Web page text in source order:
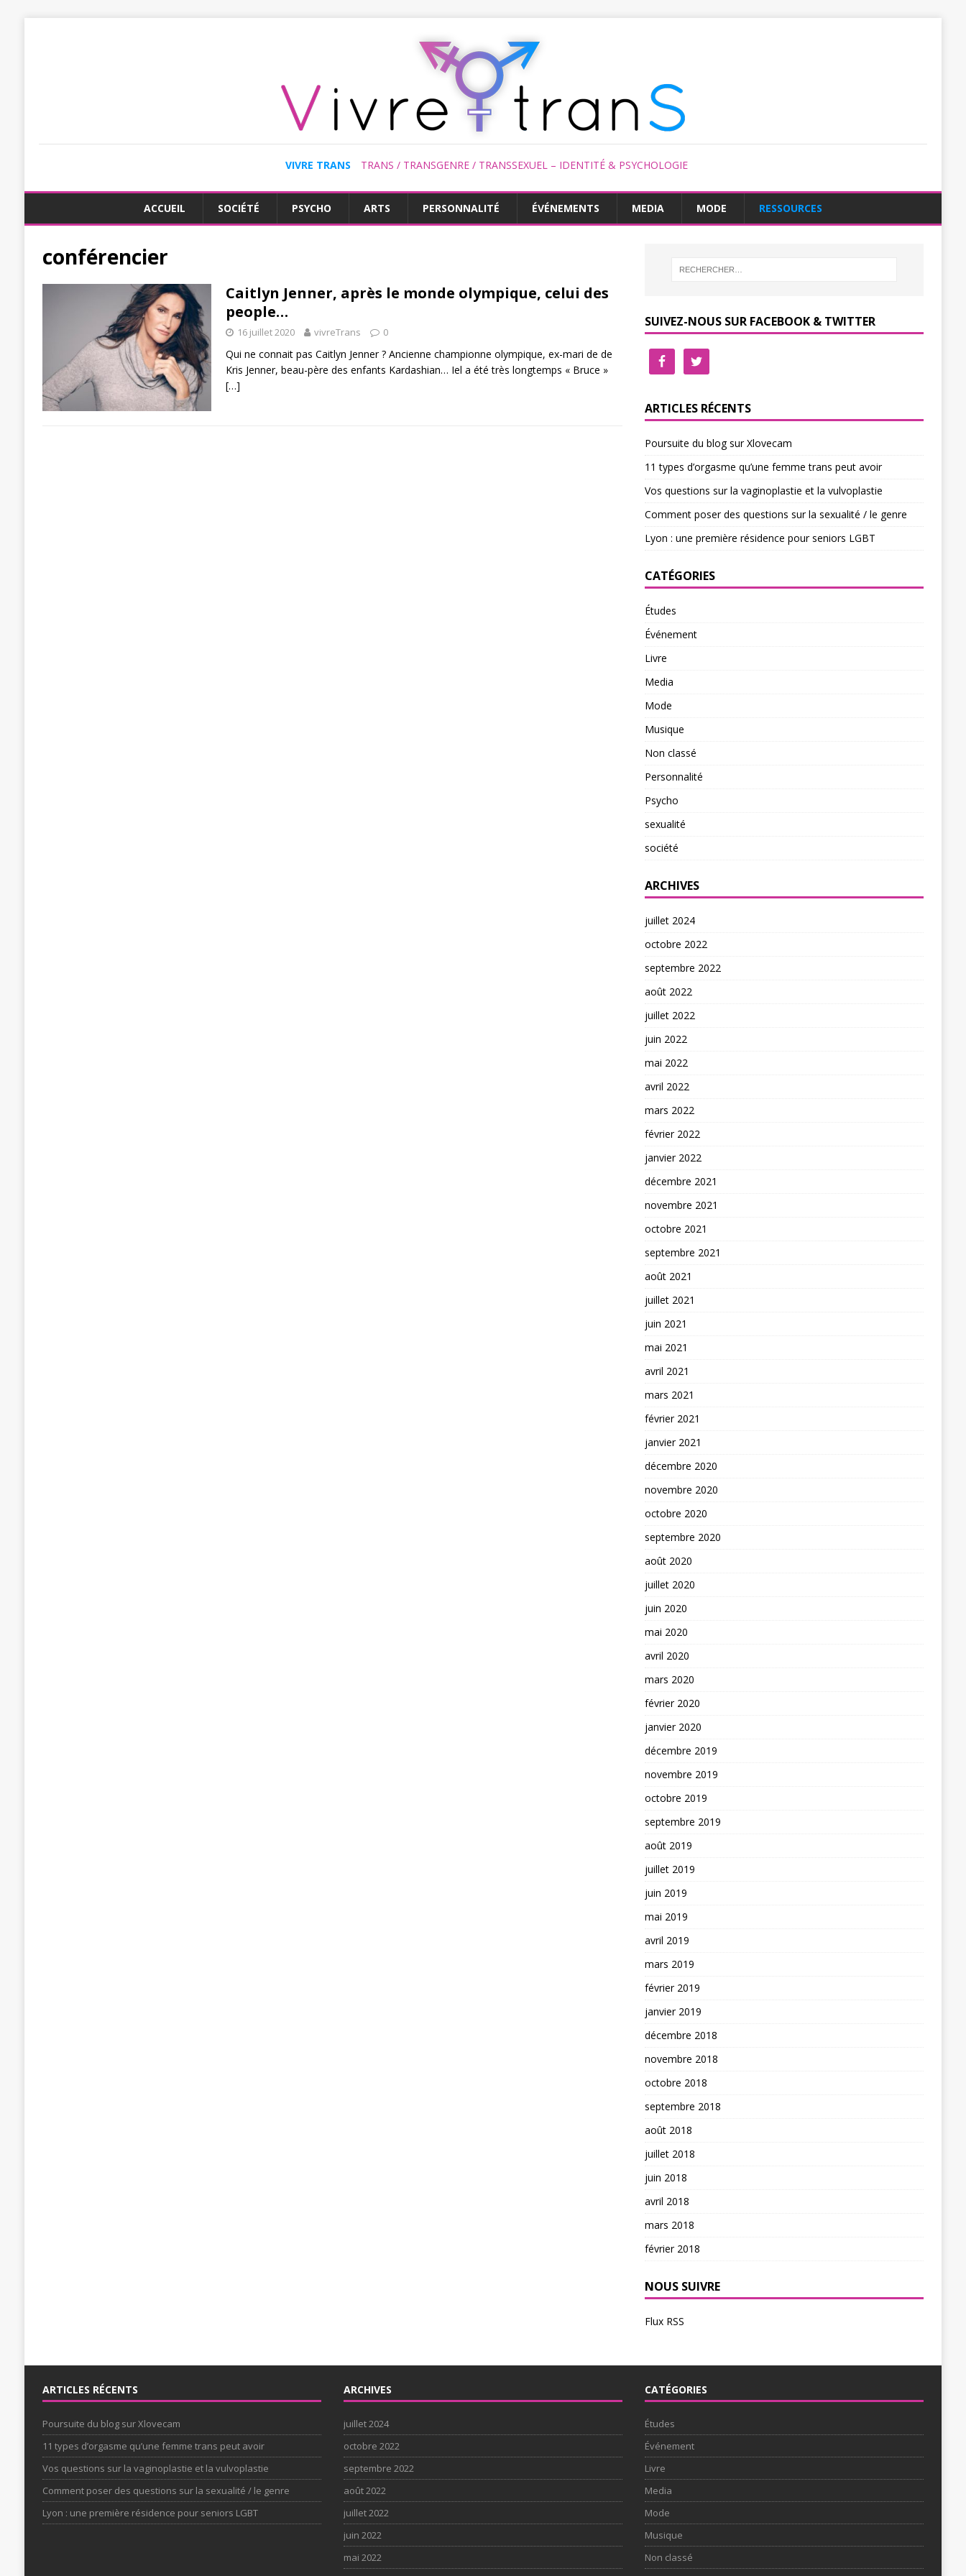
VIVRE TRANS TRANS / TRANSGENRE / TRANSSEXUEL – IDENTITÉ & PSYCHOLOGIE
ACCUEIL SOCIÉTÉ PSYCHO ARTS PERSONNALITÉ ÉVÉNEMENTS MEDIA MODE RESSOURCES
conférencier
Caitlyn Jenner, après le monde olympique, celui des
people…
16 juillet 2020 vivreTrans 0
Qui ne connait pas Caitlyn Jenner ? Ancienne championne olympique, ex-mari de de
Kris Jenner, beau-père des enfants Kardashian… Iel a été très longtemps « Bruce »
[…]
SUIVEZ-NOUS SUR FACEBOOK & TWITTER
ARTICLES RÉCENTS
Poursuite du blog sur Xlovecam
11 types d’orgasme qu’une femme trans peut avoir
Vos questions sur la vaginoplastie et la vulvoplastie
Comment poser des questions sur la sexualité / le genre
Lyon : une première résidence pour seniors LGBT
CATÉGORIES
Études
Événement
Livre
Media
Mode
Musique
Non classé
Personnalité
Psycho
sexualité
société
ARCHIVES
juillet 2024
octobre 2022
septembre 2022
août 2022
juillet 2022
juin 2022
mai 2022
avril 2022
mars 2022
février 2022
janvier 2022
décembre 2021
novembre 2021
octobre 2021
septembre 2021
août 2021
juillet 2021
juin 2021
mai 2021
avril 2021
mars 2021
février 2021
janvier 2021
décembre 2020
novembre 2020
octobre 2020
septembre 2020
août 2020
juillet 2020
juin 2020
mai 2020
avril 2020
mars 2020
février 2020
janvier 2020
décembre 2019
novembre 2019
octobre 2019
septembre 2019
août 2019
juillet 2019
juin 2019
mai 2019
avril 2019
mars 2019
février 2019
janvier 2019
décembre 2018
novembre 2018
octobre 2018
septembre 2018
août 2018
juillet 2018
juin 2018
avril 2018
mars 2018
février 2018
NOUS SUIVRE
Flux RSS
ARTICLES RÉCENTS
Poursuite du blog sur Xlovecam
11 types d’orgasme qu’une femme trans peut avoir
Vos questions sur la vaginoplastie et la vulvoplastie
Comment poser des questions sur la sexualité / le genre
Lyon : une première résidence pour seniors LGBT
ARCHIVES
juillet 2024
octobre 2022
septembre 2022
août 2022
juillet 2022
juin 2022
mai 2022
CATÉGORIES
Études
Événement
Livre
Media
Mode
Musique
Non classé